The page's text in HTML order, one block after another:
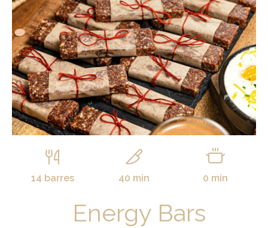
14 barres 40 min 0 min
Energy Bars